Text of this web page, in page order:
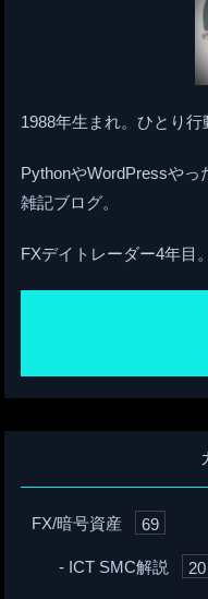
1988年生まれ。ひとり行
PythonやWordPressや
雑記ブログ。
FXデイトレーダー4年目。
FX/暗号資産 69
ICT SMC解説 20